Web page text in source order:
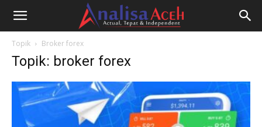
Topik Broker forex
Topik: broker forex